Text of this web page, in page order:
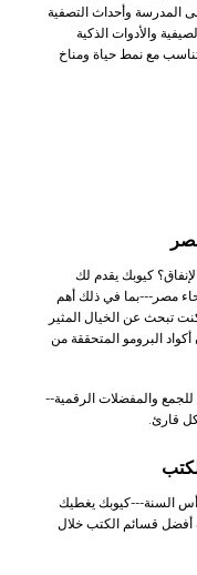
المدرسة وأحداث التصفية
والأدوات الذكية
مع نمط حياة ومناخ
كيوبك يقدم لك
مصر---بما في ذلك أهم
تبحث عن الخيال المثير
أكواد البرومو المتحققة من
للجمع والمفضلات الرقمية--
قارئ.
السنة---كيوبك يغطيك
قسائم الكتب خلال